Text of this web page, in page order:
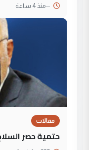
--منذ 4 ساعة
مقالات
حتمية حصر